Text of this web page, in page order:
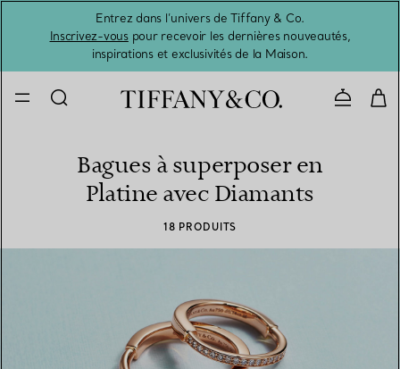
Entrez dans l’univers de Tiffany & Co.
Inscrivez-vouspour recevoir les dernières nouveautés,
inspirations et exclusivités de la Maison.
Bagues à superposer en
Platine avec Diamants
18 PRODUITS